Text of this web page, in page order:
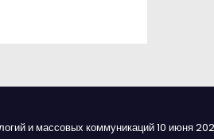
и массовых коммуникаций 10 июня